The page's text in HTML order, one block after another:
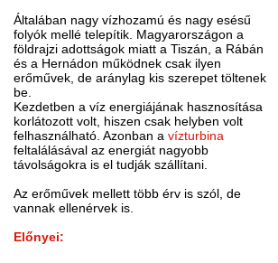
Általában nagy vízhozamú és nagy esésű
folyók mellé telepítik. Magyarországon a
földrajzi adottságok miatt a Tiszán, a Rábán
és a Hernádon működnek csak ilyen
erőművek, de aránylag kis szerepet töltenek
be.
Kezdetben a víz energiájának hasznosítása
korlátozott volt, hiszen csak helyben volt
felhasználható. Azonban avízturbina
feltalálásával az energiát nagyobb
távolságokra is el tudják szállítani.
Az erőművek mellett több érv is szól, de
vannak ellenérvek is.
Előnyei: